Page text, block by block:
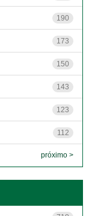
190
173
150
143
123
112
próximo >